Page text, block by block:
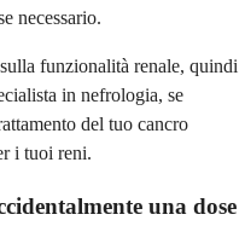
necessario.
funzionalità renale, quindi
in nefrologia, se
del tuo cancro
i tuoi reni.
una dose